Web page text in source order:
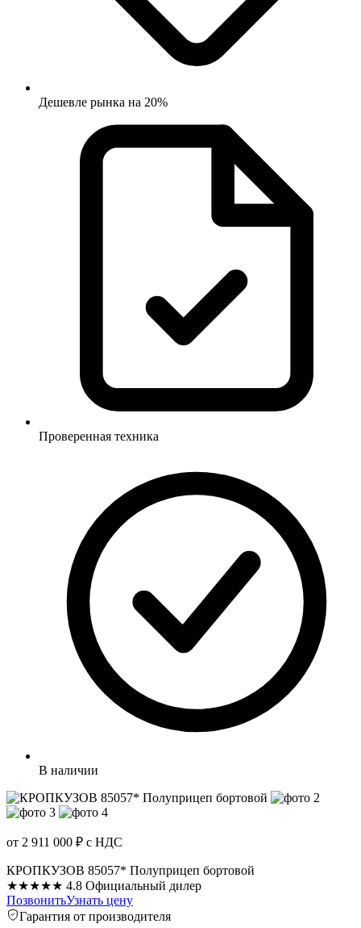
Дешевле рынка на 20%
Проверенная техника
В наличии
от 2 911 000 ₽ с НДС
КРОПКУЗОВ 85057* Полуприцеп бортовой
★★★★★ 4.8 Официальный дилер
ПозвонитьУзнать цену
Гарантия от производителя